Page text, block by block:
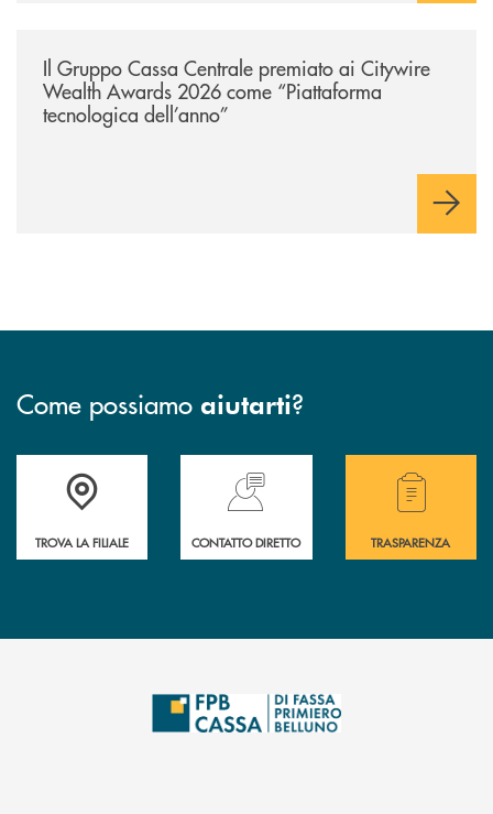
Il Gruppo Cassa Centrale premiato ai Citywire
Wealth Awards 2026 come “Piattaforma
tecnologica dell’anno”
Come possiamo aiutarti?
Accedi all' elenco completo delle filiali della Cassa Rurale.
TROVA LA FILIALE
Hai bisogno di assistenza immediata?
CONTATTO DIRETTO
Hai bisogno di
TRASPARENZA